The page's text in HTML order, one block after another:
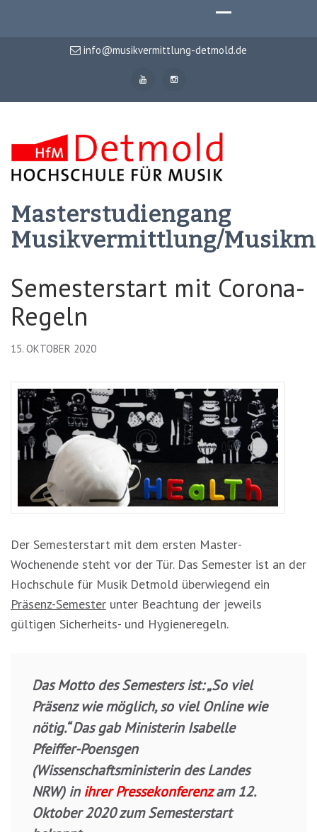
info@musikvermittlung-detmold.de
Masterstudiengang
Musikvermittlung/
Semesterstart mit Corona-
Regeln
15. OKTOBER 2020
Der Semesterstart mit dem ersten Master-
Wochenende steht vor der Tür. Das Semester ist an der
Hochschule für Musik Detmold überwiegend ein
Präsenz-Semester unter Beachtung der jeweils
gültigen Sicherheits- und Hygieneregeln.
Das Motto des Semesters ist: „So viel
Präsenz wie möglich, so viel Online wie
nötig.“ Das gab Ministerin Isabelle
Pfeiffer-Poensgen
(Wissenschaftsministerin des Landes
NRW) inihrer Pressekonferenzam 12.
Oktober 2020 zum Semesterstart